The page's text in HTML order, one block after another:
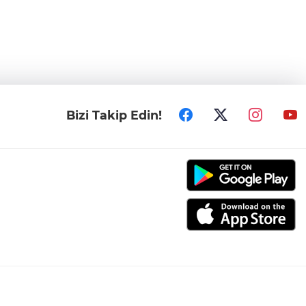
Bizi Takip Edin!